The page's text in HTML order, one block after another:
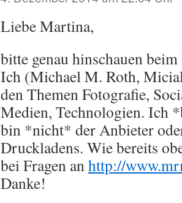
Liebe Martina,
bitte genau hinschauen
Ich (Michael M. Roth,
den Themen Fotografie,
Medien, Technologien. Ich
bin *nicht* der Anbieter
Druckladens. Wie bereits
bei Fragen an http://
Danke!